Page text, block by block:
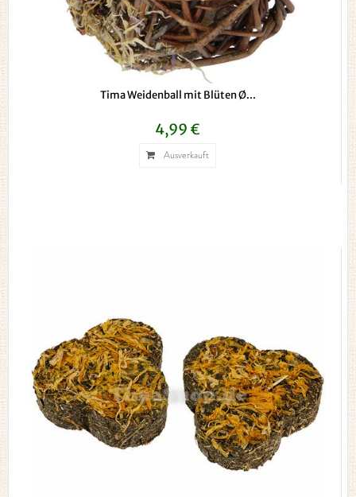
Tima Weidenball mit Blüten Ø...
4,99 €
Ausverkauft